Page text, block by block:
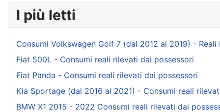
I più letti
Consumi Volkswagen Golf 7 (dal 2012 al 2019) -
Fiat 500L - Consumi reali rilevati dai possessori
Fiat Panda - Consumi reali rilevati dai possessori
Kia Sportage (dal 2016 al 2021) - Consumi reali
BMW X1 2015 - 2022 Consumi reali rilevati dai